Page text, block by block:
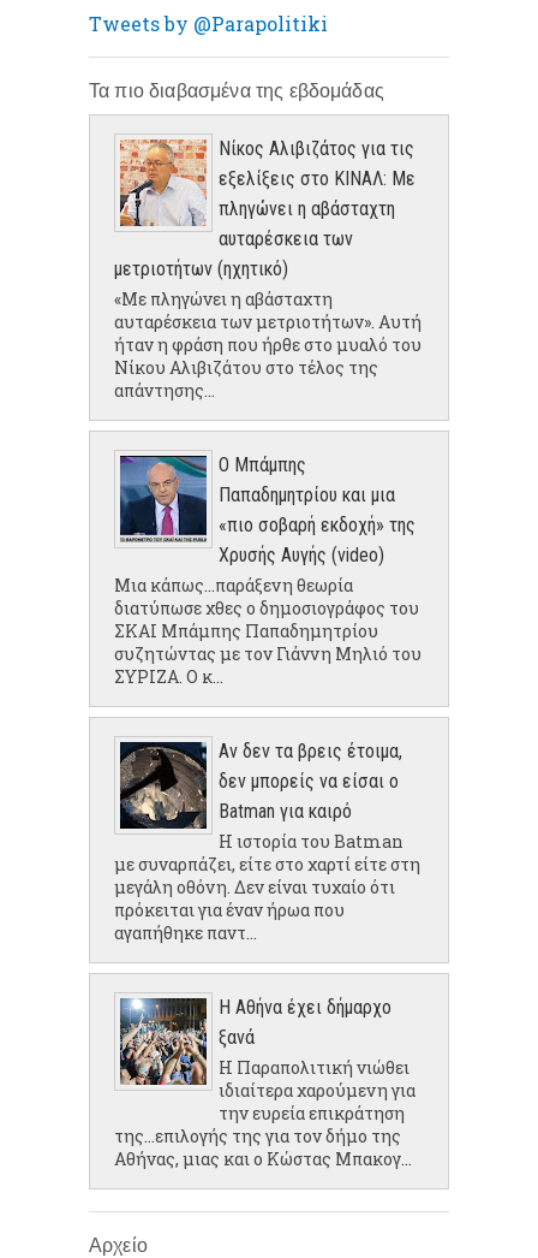
Tweets by @Parapolitiki
Τα πιο διαβασμένα της εβδομάδας
Νίκος Αλιβιζάτος για τις
εξελίξεις στο ΚΙΝΑΛ: Με
πληγώνει η αβάσταχτη
αυταρέσκεια των
μετριοτήτων (ηχητικό)
«Με πληγώνει η αβάσταχτη
αυταρέσκεια των μετριοτήτων». Αυτή
ήταν η φράση που ήρθε στο μυαλό του
Νίκου Αλιβιζάτου στο τέλος της
απάντησης...
Ο Μπάμπης
Παπαδημητρίου και μια
«πιο σοβαρή εκδοχή» της
Χρυσής Αυγής (video)
Μια κάπως...παράξενη θεωρία
διατύπωσε χθες ο δημοσιογράφος του
ΣΚΑΙ Μπάμπης Παπαδημητρίου
συζητώντας με τον Γιάννη Μηλιό του
ΣΥΡΙΖΑ. Ο κ...
Αν δεν τα βρεις έτοιμα,
δεν μπορείς να είσαι ο
Batman για καιρό
Η ιστορία του Batman
με συναρπάζει, είτε στο χαρτί είτε στη
μεγάλη οθόνη. Δεν είναι τυχαίο ότι
πρόκειται για έναν ήρωα που
αγαπήθηκε παντ...
Η Αθήνα έχει δήμαρχο
ξανά
Η Παραπολιτική νιώθει
ιδιαίτερα χαρούμενη για
την ευρεία επικράτηση
της...επιλογής της για τον δήμο της
Αθήνας, μιας και ο Κώστας Μπακογ...
Αρχείο